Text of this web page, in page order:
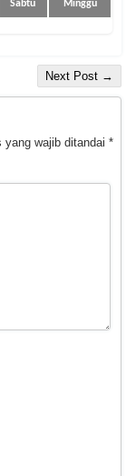
Sabtu Minggu
Next Post →
yang wajib ditandai *